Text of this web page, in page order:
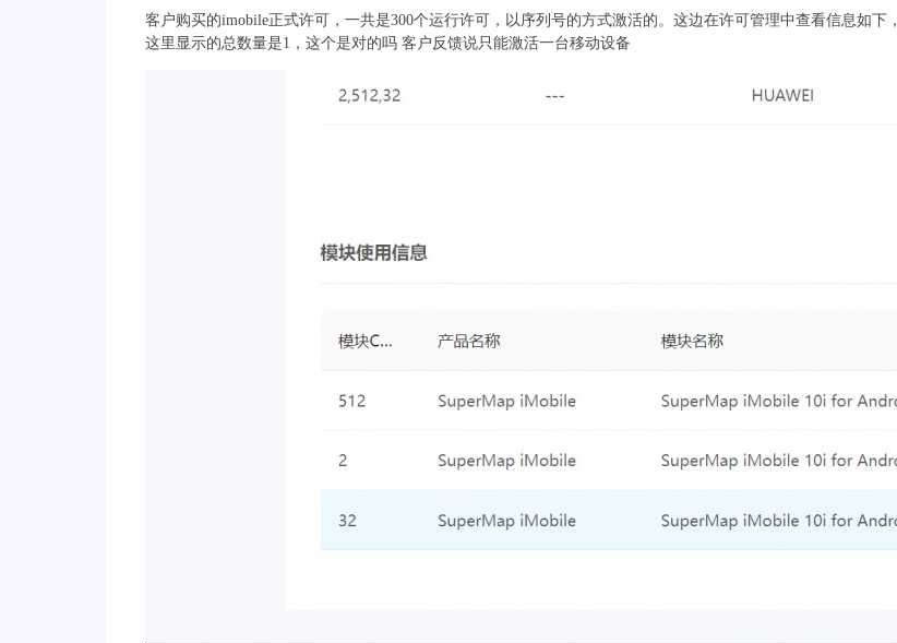
客户购买的imobile正式许可，一共是300个运行许可，以序列号的方式激活的。这边在许可管理中查看信息如下，
这里显示的总数量是1，这个是对的吗 客户反馈说只能激活一台移动设备